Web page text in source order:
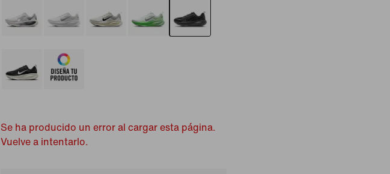
Se ha producido un error al cargar esta página.
Vuelve a intentarlo.